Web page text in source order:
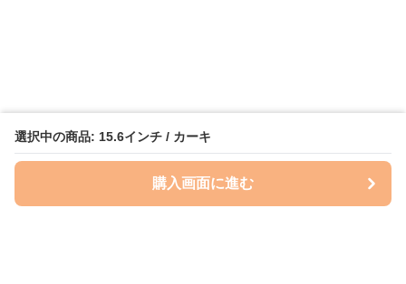
選択中の商品: 15.6インチ / カーキ
購入画面に進む